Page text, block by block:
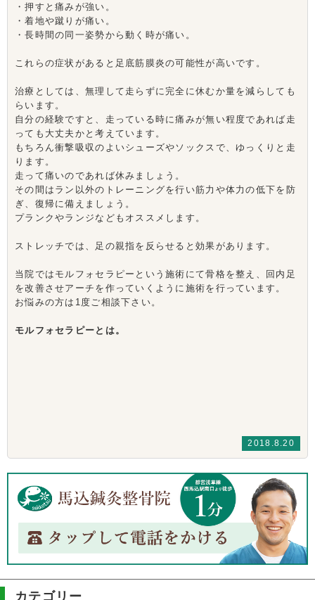
・押すと痛みが強い。
・着地や蹴りが痛い。
・長時間の同一姿勢から動く時が痛い。
これらの症状があると足底筋膜炎の可能性が高いです。
治療としては、無理して走らずに完全に休むか量を減らしても
らいます。
自分の経験ですと、走っている時に痛みが無い程度であれば走
っても大丈夫かと考えています。
もちろん衝撃吸収のよいシューズやソックスで、ゆっくりと走
ります。
走って痛いのであれば休みましょう。
その間はラン以外のトレーニングを行い筋力や体力の低下を防
ぎ、復帰に備えましょう。
プランクやランジなどもオススメします。
ストレッチでは、足の親指を反らせると効果があります。
当院ではモルフォセラピーという施術にて骨格を整え、回内足
を改善させアーチを作っていくように施術を行っています。
お悩みの方は1度ご相談下さい。
モルフォセラピーとは。
2018.8.20
カテゴリー